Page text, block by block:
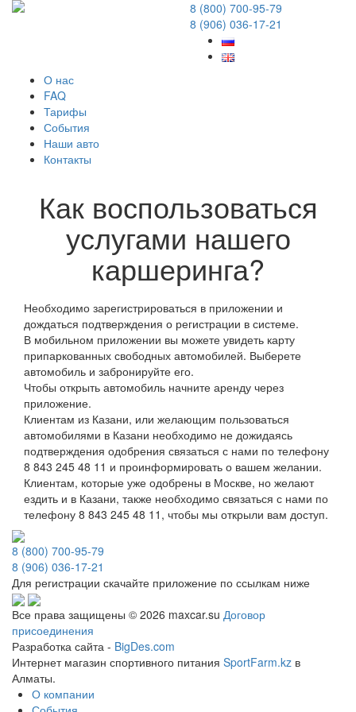
8 (800) 700-95-79
8 (906) 036-17-21
О нас
FAQ
Тарифы
События
Наши авто
Контакты
Как воспользоваться
услугами нашего
каршеринга?
Необходимо зарегистрироваться в приложении и
дождаться подтверждения о регистрации в системе.
В мобильном приложении вы можете увидеть карту
припаркованных свободных автомобилей. Выберете
автомобиль и забронируйте его.
Чтобы открыть автомобиль начните аренду через
приложение.
Клиентам из Казани, или желающим пользоваться
автомобилями в Казани необходимо не дожидаясь
подтверждения одобрения связаться с нами по телефону
8 843 245 48 11 и проинформировать о вашем желании.
Клиентам, которые уже одобрены в Москве, но желают
ездить и в Казани, также необходимо связаться с нами по
телефону 8 843 245 48 11, чтобы мы открыли вам доступ.
8 (800) 700-95-79
8 (906) 036-17-21
Для регистрации скачайте приложение по ссылкам ниже
Все права защищены © 2026 maxcar.su Договор
присоединения
Разработка сайта - BigDes.com
Интернет магазин спортивного питания SportFarm.kz в
Алматы.
О компании